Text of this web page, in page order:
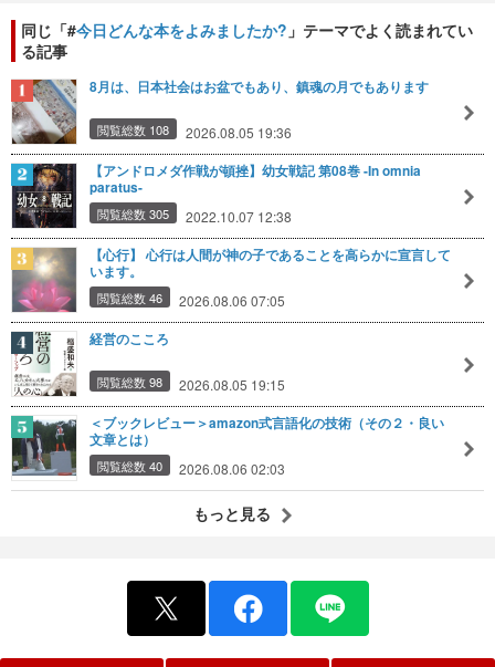
同じ「#今日どんな本をよみましたか? 」テーマでよく読まれてい
る記事
8月は、日本社会はお盆でもあり、鎮魂の月でもあります
閲覧総数 108 2026.08.05 19:36
【アンドロメダ作戦が頓挫】幼女戦記 第08巻 -In omnia
paratus-
閲覧総数 305 2022.10.07 12:38
【心行】 心行は人間が神の子であることを高らかに宣言して
います。
閲覧総数 46 2026.08.06 07:05
経営のこころ
閲覧総数 98 2026.08.05 19:15
＜ブックレビュー＞amazon式言語化の技術（その２・良い
文章とは）
閲覧総数 40 2026.08.06 02:03
もっと見る